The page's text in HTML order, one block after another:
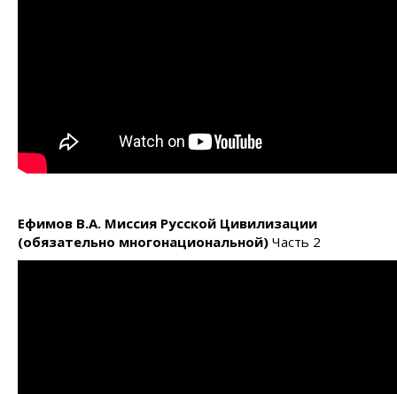
Ефимов В.А. Миссия Русской Цивилизации
(обязательно многонациональной) Часть 2